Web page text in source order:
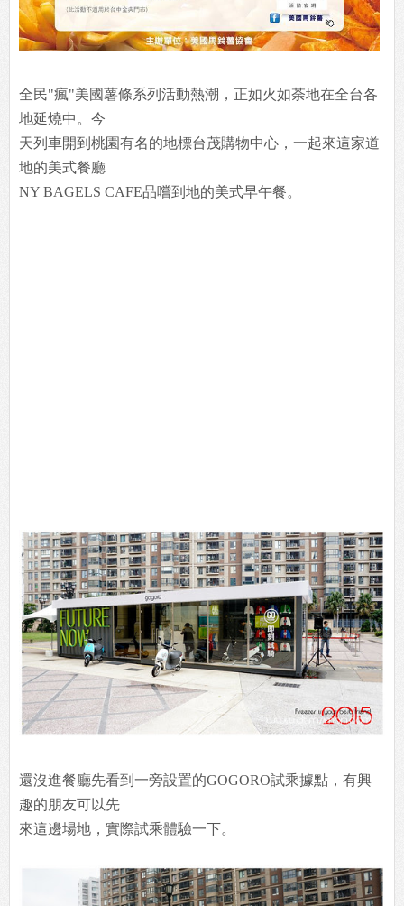
全民"瘋"美國薯條系列活動熱潮，正如火如荼地在全台各
地延燒中。今
天列車開到桃園有名的地標台茂購物中心，一起來這家道
地的美式餐廳
NY BAGELS CAFE品嚐到地的美式早午餐。
還沒進餐廳先看到一旁設置的GOGORO試乘據點，有興
趣的朋友可以先
來這邊場地，實際試乘體驗一下。